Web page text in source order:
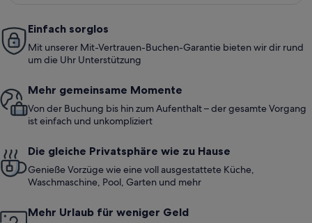
Einfach sorglos
Mit unserer Mit-Vertrauen-Buchen-Garantie bieten wir dir rund
um die Uhr Unterstützung
Mehr gemeinsame Momente
Von der Buchung bis hin zum Aufenthalt – der gesamte Vorgang
ist einfach und unkompliziert
Die gleiche Privatsphäre wie zu Hause
Genieße Vorzüge wie eine voll ausgestattete Küche,
Waschmaschine, Pool, Garten und mehr
Mehr Urlaub für weniger Geld